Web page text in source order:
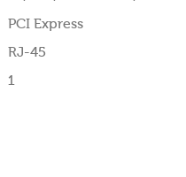
PCI Express
RJ-45
1